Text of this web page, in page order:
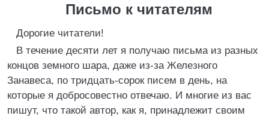
Письмо к читателям
Дорогие читатели!
В течение десяти лет я получаю письма из разных
концов земного шара, даже из-за Железного
Занавеса, по тридцать-сорок писем в день, на
которые я добросовестно отвечаю. И многие из вас
пишут, что такой автор, как я, принадлежит своим